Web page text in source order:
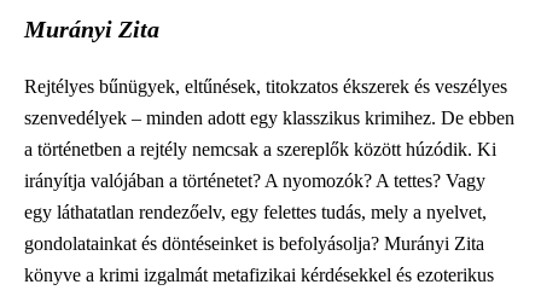
Murányi Zita
Rejtélyes bűnügyek, eltűnések, titokzatos ékszerek és veszélyes
szenvedélyek – minden adott egy klasszikus krimihez. De ebben
a történetben a rejtély nemcsak a szereplők között húzódik. Ki
irányítja valójában a történetet? A nyomozók? A tettes? Vagy
egy láthatatlan rendezőelv, egy felettes tudás, mely a nyelvet,
gondolatainkat és döntéseinket is befolyásolja? Murányi Zita
könyve a krimi izgalmát metafizikai kérdésekkel és ezoterikus